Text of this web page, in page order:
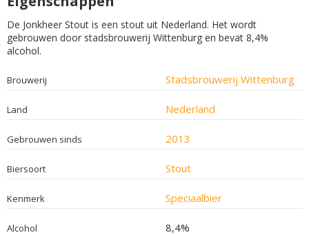
De Jonkheer Stout is een stout uit Nederland. Het wordt
gebrouwen door stadsbrouwerij Wittenburg en bevat 8,4%
alcohol.
Brouwerij Stadsbrouwerij Wittenburg
Land Nederland
Gebrouwen sinds 2013
Biersoort Stout
Kenmerk Speciaalbier
Alcohol 8,4%